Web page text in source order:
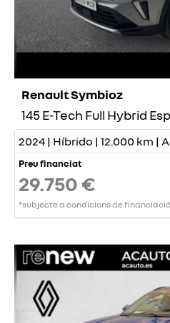
Renault Symbioz
145 E-Tech Full Hybrid
2024 | Híbrido | 12.000 km |
Preu financiat
29.750 €
*subjecte a condicions de financiació